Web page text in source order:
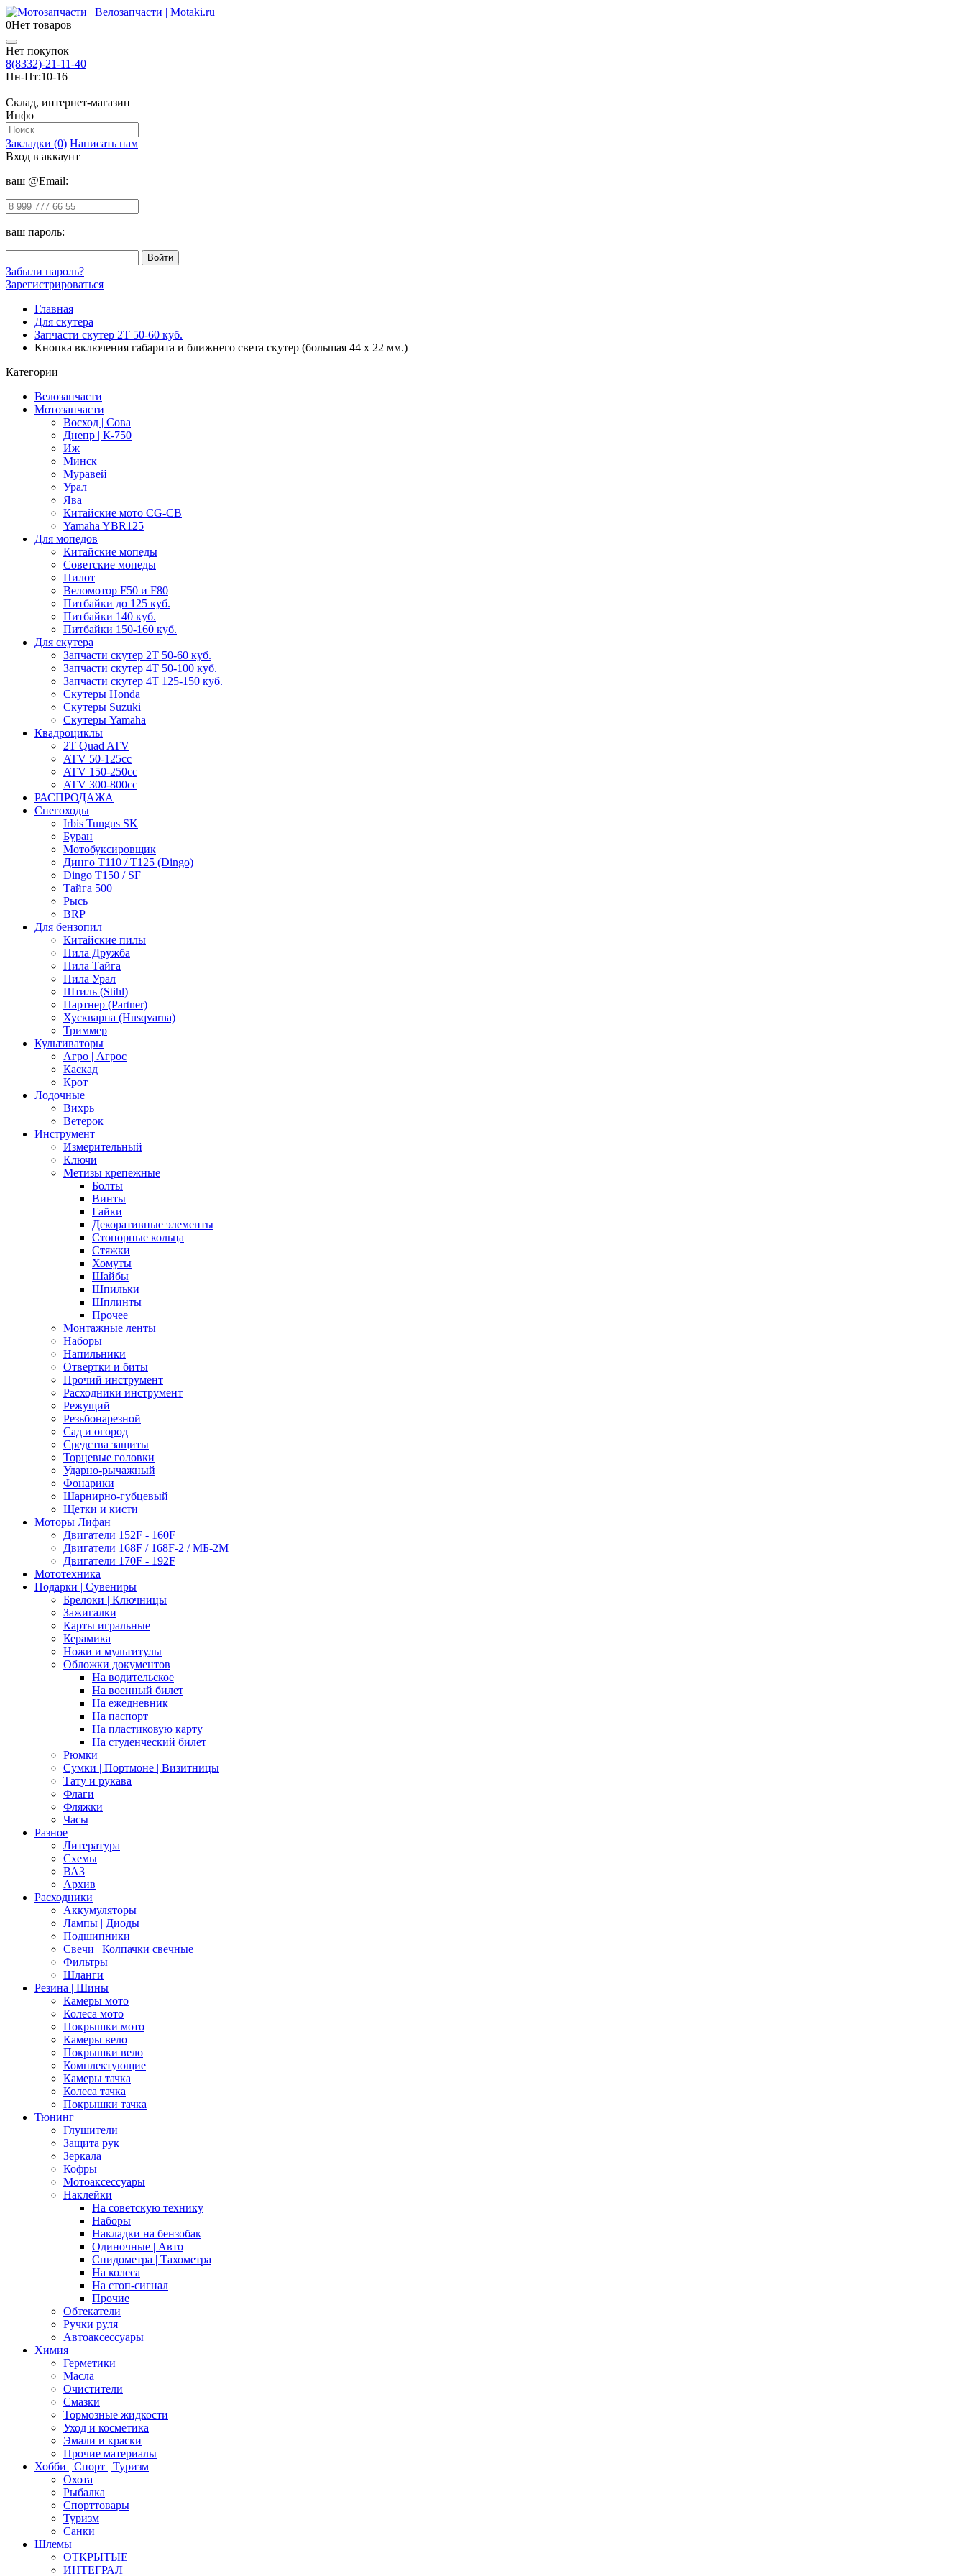
0Нет товаров
Нет покупок
8(8332)-21-11-40
Пн-Пт:10-16
Склад, интернет-магазин
Инфо
Закладки (0) Написать нам
Вход в аккаунт
ваш @Email:
ваш пароль:
Забыли пароль?
Зарегистрироваться
Главная
Для скутера
Запчасти скутер 2Т 50-60 куб.
Кнопка включения габарита и ближнего света скутер (большая 44 х 22 мм.)
Категории
Велозапчасти
Мотозапчасти
Восход | Сова
Днепр | К-750
Иж
Минск
Муравей
Урал
Ява
Китайские мото CG-CB
Yamaha YBR125
Для мопедов
Китайские мопеды
Советские мопеды
Пилот
Веломотор F50 и F80
Питбайки до 125 куб.
Питбайки 140 куб.
Питбайки 150-160 куб.
Для скутера
Запчасти скутер 2Т 50-60 куб.
Запчасти скутер 4Т 50-100 куб.
Запчасти скутер 4Т 125-150 куб.
Скутеры Honda
Скутеры Suzuki
Скутеры Yamaha
Квадроциклы
2T Quad ATV
ATV 50-125cc
ATV 150-250cc
ATV 300-800cc
РАСПРОДАЖА
Снегоходы
Irbis Tungus SK
Буран
Мотобуксировщик
Динго T110 / T125 (Dingo)
Dingo T150 / SF
Тайга 500
Рысь
BRP
Для бензопил
Китайские пилы
Пила Дружба
Пила Тайга
Пила Урал
Штиль (Stihl)
Партнер (Partner)
Хускварна (Husqvarna)
Триммер
Культиваторы
Агро | Агрос
Каскад
Крот
Лодочные
Вихрь
Ветерок
Инструмент
Измерительный
Ключи
Метизы крепежные
Болты
Винты
Гайки
Декоративные элементы
Стопорные кольца
Стяжки
Хомуты
Шайбы
Шпильки
Шплинты
Прочее
Монтажные ленты
Наборы
Напильники
Отвертки и биты
Прочий инструмент
Расходники инструмент
Режущий
Резьбонарезной
Сад и огород
Средства защиты
Торцевые головки
Ударно-рычажный
Фонарики
Шарнирно-губцевый
Щетки и кисти
Моторы Лифан
Двигатели 152F - 160F
Двигатели 168F / 168F-2 / МБ-2М
Двигатели 170F - 192F
Мототехника
Подарки | Сувениры
Брелоки | Ключницы
Зажигалки
Карты игральные
Керамика
Ножи и мультитулы
Обложки документов
На водительское
На военный билет
На ежедневник
На паспорт
На пластиковую карту
На студенческий билет
Рюмки
Сумки | Портмоне | Визитницы
Тату и рукава
Флаги
Фляжки
Часы
Разное
Литература
Схемы
ВАЗ
Архив
Расходники
Аккумуляторы
Лампы | Диоды
Подшипники
Свечи | Колпачки свечные
Фильтры
Шланги
Резина | Шины
Камеры мото
Колеса мото
Покрышки мото
Камеры вело
Покрышки вело
Комплектующие
Камеры тачка
Колеса тачка
Покрышки тачка
Тюнинг
Глушители
Защита рук
Зеркала
Кофры
Мотоаксессуары
Наклейки
На советскую технику
Наборы
Накладки на бензобак
Одиночные | Авто
Спидометра | Тахометра
На колеса
На стоп-сигнал
Прочие
Обтекатели
Ручки руля
Автоаксессуары
Химия
Герметики
Масла
Очистители
Смазки
Тормозные жидкости
Уход и косметика
Эмали и краски
Прочие материалы
Хобби | Cпорт | Туризм
Охота
Рыбалка
Спорттовары
Туризм
Санки
Шлемы
ОТКРЫТЫЕ
ИНТЕГРАЛ